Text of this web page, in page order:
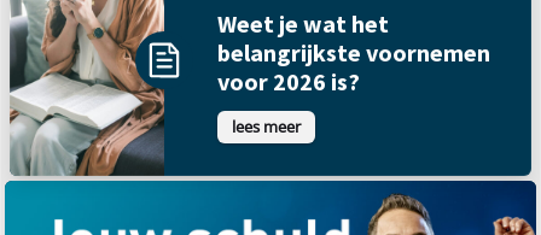
Weet je wat het
belangrijkste voornemen
voor 2026 is?
lees meer